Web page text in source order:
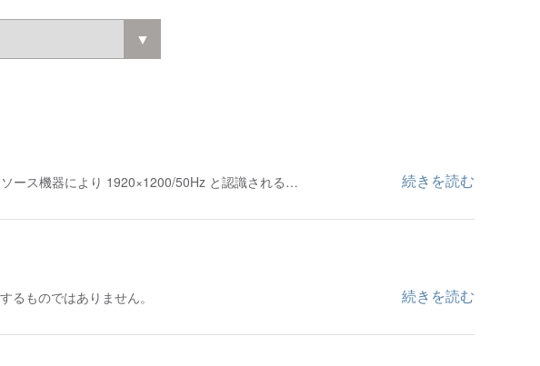
ース機器により 1920×1200/50Hz と認識される… 続きを読む
ものではありません。 続きを読む